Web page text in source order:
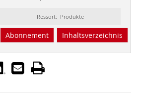
Ressort: Produkte
Abonnement Inhaltsverzeichnis